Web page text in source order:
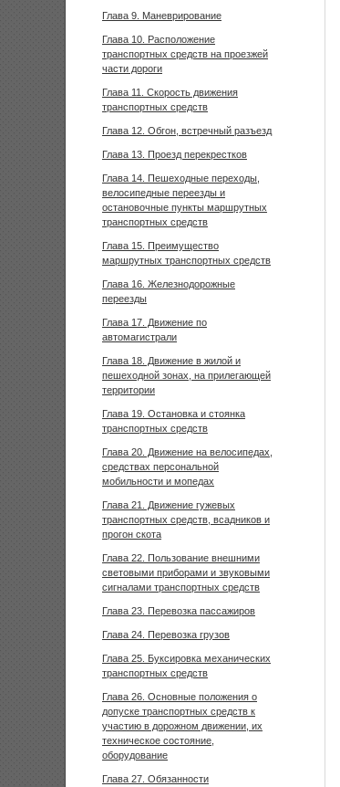
Глава 9. Маневрирование
Глава 10. Расположение
транспортных средств на проезжей
части дороги
Глава 11. Скорость движения
транспортных средств
Глава 12. Обгон, встречный разъезд
Глава 13. Проезд перекрестков
Глава 14. Пешеходные переходы,
велосипедные переезды и
остановочные пункты маршрутных
транспортных средств
Глава 15. Преимущество
маршрутных транспортных средств
Глава 16. Железнодорожные
переезды
Глава 17. Движение по
автомагистрали
Глава 18. Движение в жилой и
пешеходной зонах, на прилегающей
территории
Глава 19. Остановка и стоянка
транспортных средств
Глава 20. Движение на велосипедах,
средствах персональной
мобильности и мопедах
Глава 21. Движение гужевых
транспортных средств, всадников и
прогон скота
Глава 22. Пользование внешними
световыми приборами и звуковыми
сигналами транспортных средств
Глава 23. Перевозка пассажиров
Глава 24. Перевозка грузов
Глава 25. Буксировка механических
транспортных средств
Глава 26. Основные положения о
допуске транспортных средств к
участию в дорожном движении, их
техническое состояние,
оборудование
Глава 27. Обязанности